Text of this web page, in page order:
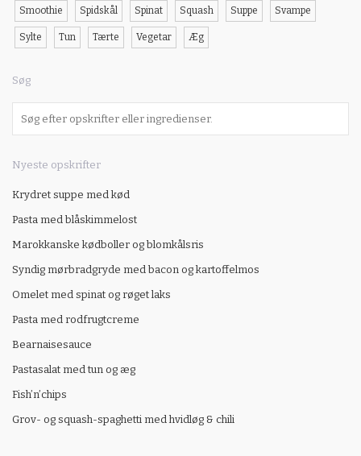
Smoothie Spidskål Spinat Squash Suppe Svampe
Sylte Tun Tærte Vegetar Æg
Søg
Nyeste opskrifter
Krydret suppe med kød
Pasta med blåskimmelost
Marokkanske kødboller og blomkålsris
Syndig mørbradgryde med bacon og kartoffelmos
Omelet med spinat og røget laks
Pasta med rodfrugtcreme
Bearnaisesauce
Pastasalat med tun og æg
Fish’n’chips
Grov- og squash-spaghetti med hvidløg & chili